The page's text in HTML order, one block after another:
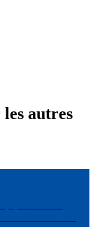
autres